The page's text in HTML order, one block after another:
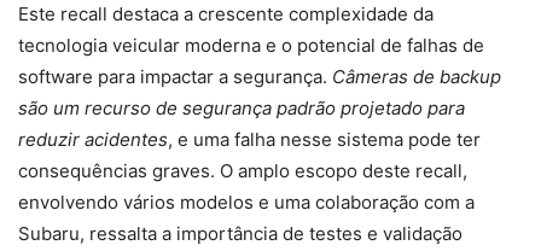
Este recall destaca a crescente complexidade da
tecnologia veicular moderna e o potencial de falhas de
software para impactar a segurança. Câmeras de backup
são um recurso de segurança padrão projetado para
reduzir acidentes, e uma falha nesse sistema pode ter
consequências graves. O amplo escopo deste recall,
envolvendo vários modelos e uma colaboração com a
Subaru, ressalta a importância de testes e validação